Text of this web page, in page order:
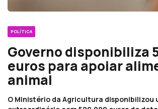
POLÍTICA
Governo disponibiliza
euros para apoiar
animal
O Ministério da Agricultura disponibilizou